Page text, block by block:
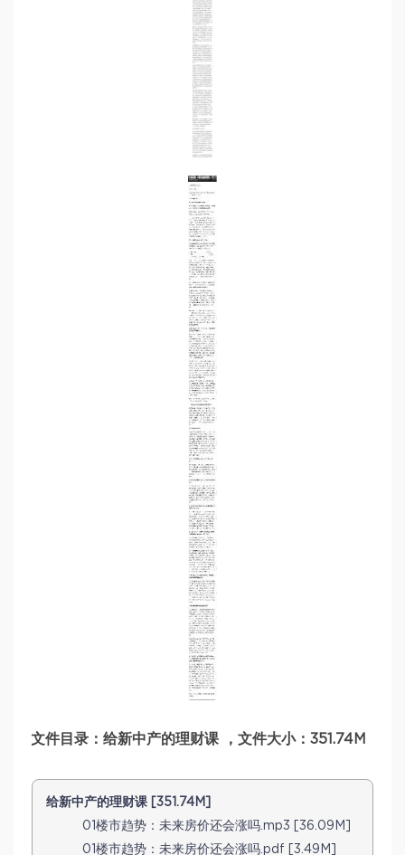
文件目录：给新中产的理财课 ，文件大小：351.74M
给新中产的理财课 [351.74M]
01楼市趋势：未来房价还会涨吗.mp3 [36.09M]
01楼市趋势：未来房价还会涨吗.pdf [3.49M]